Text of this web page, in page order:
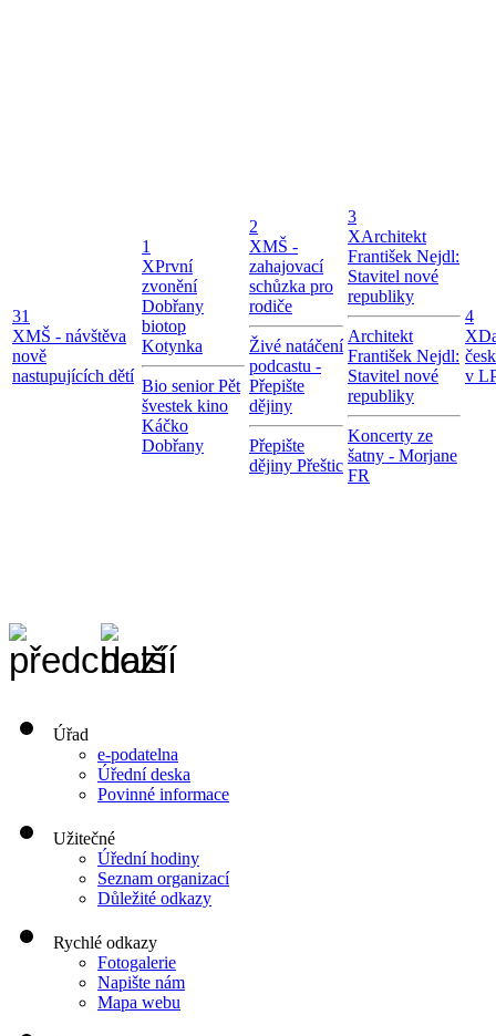
31
XMŠ - návštěva
nově
nastupujících dětí
1
XPrvní
zvonění
Dobřany
biotop
Kotynka
Bio senior Pět
švestek kino
Káčko
Dobřany
2
XMŠ -
zahajovací
schůzka pro
rodiče
Živé natáčení
podcastu -
Přepište
dějiny
Přepište
dějiny Přeštic
3
XArchitekt
František Nejdl:
Stavitel nové
republiky
Architekt
František Nejdl:
Stavitel nové
republiky
Koncerty ze
šatny - Morjane
FR
4
X
v
Úřad
e-podatelna
Úřední deska
Povinné informace
Užitečné
Úřední hodiny
Seznam organizací
Důležité odkazy
Rychlé odkazy
Fotogalerie
Napište nám
Mapa webu